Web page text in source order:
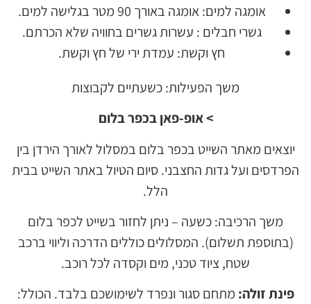
אומגה למים: אומגה באורך 90 מטר בגלישה למים.
גשרי חבלים : עשרות גשרים בחוויה שלא הכרתם.
חץ וקשת: עמדת ירי של חץ וקשת.
משך הפעילות: כשעתיים לקבוצות
> אופ-פאן בכפר בלום
יוצאים מאתר השייט בכפר בלום במסלול לאורך הירדן בין
הפרדסים ועל גדות החצבני. סיום הטיול באתר השייט בבית
הלל.
משך הרכיבה: כשעה – ניתן לחזור בשייט לכפר בלום
(בתוספת תשלום). המסלולים כוללים הדרכה וליווי ברכב
שטח, ציוד טכני, מים וקסדה לכל רוכב.
פינת זולה: מתחם סגור ונפרד לשימושכם בלבד. הכולל: